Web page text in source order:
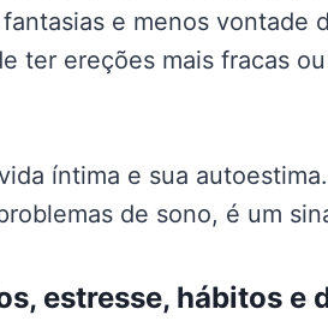
e menos vontade
ter ereções mais fracas
íntima e sua
de sono, é um
estresse, hábitos e